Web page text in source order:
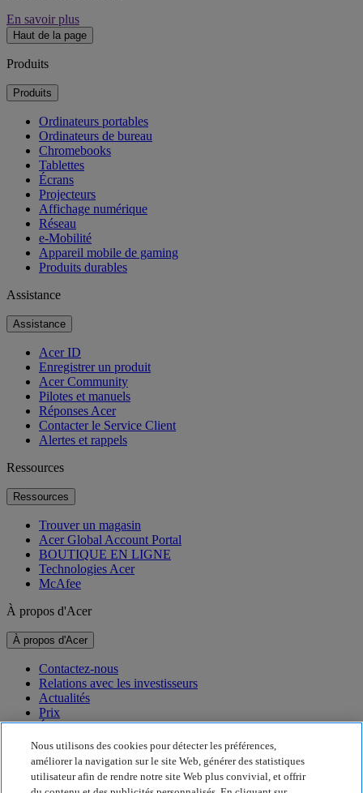
En savoir plus
Haut de la page
Produits
Produits
Ordinateurs portables
Ordinateurs de bureau
Chromebooks
Tablettes
Écrans
Projecteurs
Affichage numérique
Réseau
e-Mobilité
Appareil mobile de gaming
Produits durables
Assistance
Assistance
Acer ID
Enregistrer un produit
Acer Community
Pilotes et manuels
Réponses Acer
Contacter le Service Client
Alertes et rappels
Ressources
Ressources
Trouver un magasin
Acer Global Account Portal
BOUTIQUE EN LIGNE
Technologies Acer
McAfee
À propos d'Acer
À propos d'Acer
Contactez-nous
Relations avec les investisseurs
Actualités
Prix
Événements
Développement durable
Développement durable
Nous utilisons des cookies pour détecter les préférences,
améliorer la navigation sur le site Web, générer des statistiques
utilisateur afin de rendre notre site Web plus convivial, et offrir